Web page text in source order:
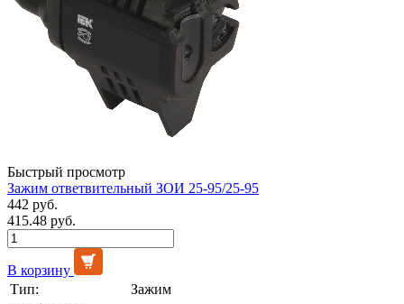
Быстрый просмотр
Зажим ответвительный ЗОИ 25-95/25-95
442 руб.
415.48 руб.
В корзину
Тип:
Зажим